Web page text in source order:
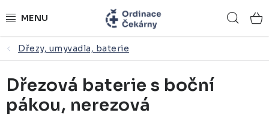
na
ORDINACE NA MÍRU
ZDRAVOTNICKÝ NÁBYTEK
LÉKAŘSKÉ VYBAVENÍ
Dřezy, umyvadla, baterie
Dřezová baterie s boční
pákou, nerezová